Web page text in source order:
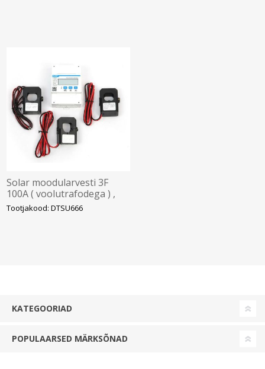
Solar moodularvesti 3F
100A ( voolutrafodega ) ,
Chint/Hoymiles
Tootjakood: DTSU666
KATEGOORIAD
POPULAARSED MÄRKSÕNAD